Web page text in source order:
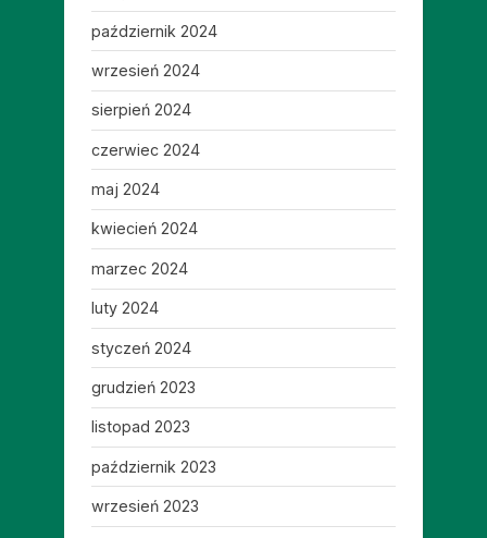
październik 2024
wrzesień 2024
sierpień 2024
czerwiec 2024
maj 2024
kwiecień 2024
marzec 2024
luty 2024
styczeń 2024
grudzień 2023
listopad 2023
październik 2023
wrzesień 2023